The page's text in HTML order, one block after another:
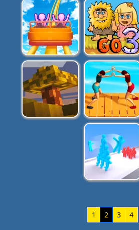
1 2 3 4